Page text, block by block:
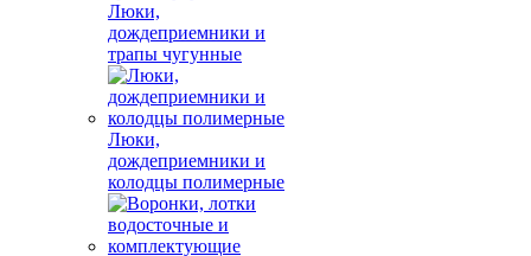
Люки,
дождеприемники и
трапы чугунные
Люки,
дождеприемники и
колодцы полимерные